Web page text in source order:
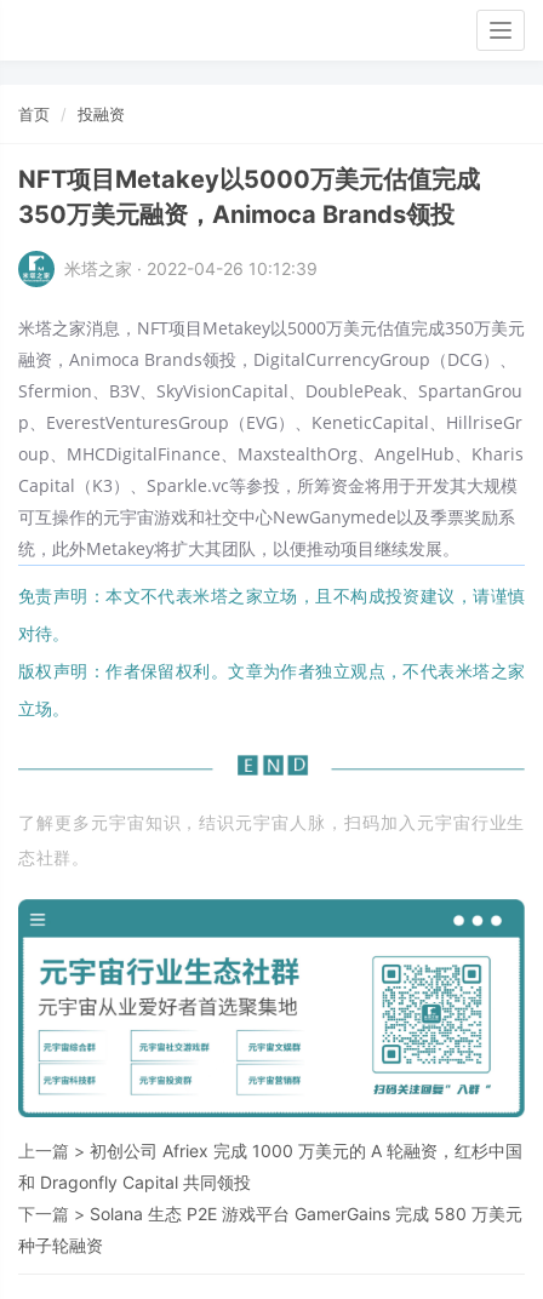
首页 投融资
NFT项目Metakey以5000万美元估值完成
350万美元融资，Animoca Brands领投
米塔之家 · 2022-04-26 10:12:39
米塔之家消息，NFT项目Metakey以5000万美元估值完成350万美元
融资，Animoca Brands领投，DigitalCurrencyGroup（DCG）、
Sfermion、B3V、SkyVisionCapital、DoublePeak、SpartanGrou
p、EverestVenturesGroup（EVG）、KeneticCapital、HillriseGr
oup、MHCDigitalFinance、MaxstealthOrg、AngelHub、Kharis
Capital（K3）、Sparkle.vc等参投，所筹资金将用于开发其大规模
可互操作的元宇宙游戏和社交中心NewGanymede以及季票奖励系
统，此外Metakey将扩大其团队，以便推动项目继续发展。
免责声明：本文不代表米塔之家立场，且不构成投资建议，请谨慎
对待。
版权声明：作者保留权利。文章为作者独立观点，不代表米塔之家
立场。
了解更多元宇宙知识，结识元宇宙人脉，扫码加入元宇宙行业生
态社群。
上一篇 > 初创公司 Afriex 完成 1000 万美元的 A 轮融资，红杉中国
和 Dragonfly Capital 共同领投
下一篇 > Solana 生态 P2E 游戏平台 GamerGains 完成 580 万美元
种子轮融资